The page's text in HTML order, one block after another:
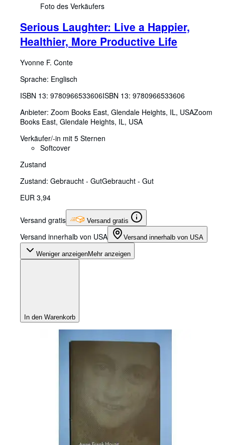
Foto des Verkäufers
Serious Laughter: Live a Happier,
Healthier, More Productive Life
Yvonne F. Conte
Sprache: Englisch
ISBN 13: 9780966533606ISBN 13: 9780966533606
Anbieter: Zoom Books East, Glendale Heights, IL, USAZoom
Books East, Glendale Heights, IL, USA
Verkäufer/-in mit 5 Sternen
Softcover
Zustand
Zustand: Gebraucht - GutGebraucht - Gut
EUR 3,94
Versand gratis Versand gratis
Versand innerhalb von USA Versand innerhalb von USA
Weniger anzeigenMehr anzeigen
In den Warenkorb